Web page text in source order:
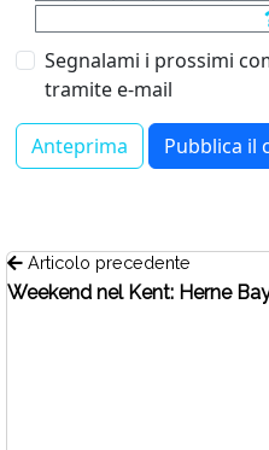
Segnalami i prossimi
tramite e-mail
Articolo precedente
Weekend nel Kent: Herne